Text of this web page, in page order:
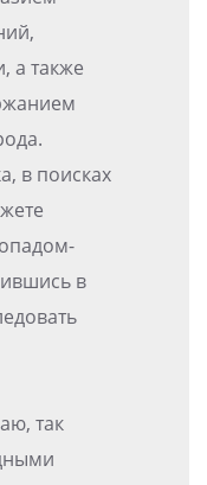
а также
в поисках
в
так